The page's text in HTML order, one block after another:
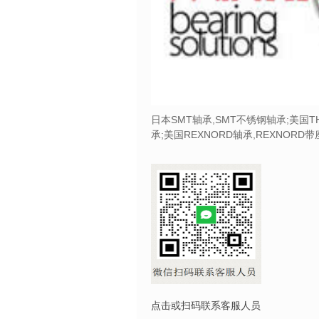
日本SMT轴承,SMT不锈钢轴承;美国
承;美国REXNORD轴承,REXNORD带
点击或扫码联系客服人员